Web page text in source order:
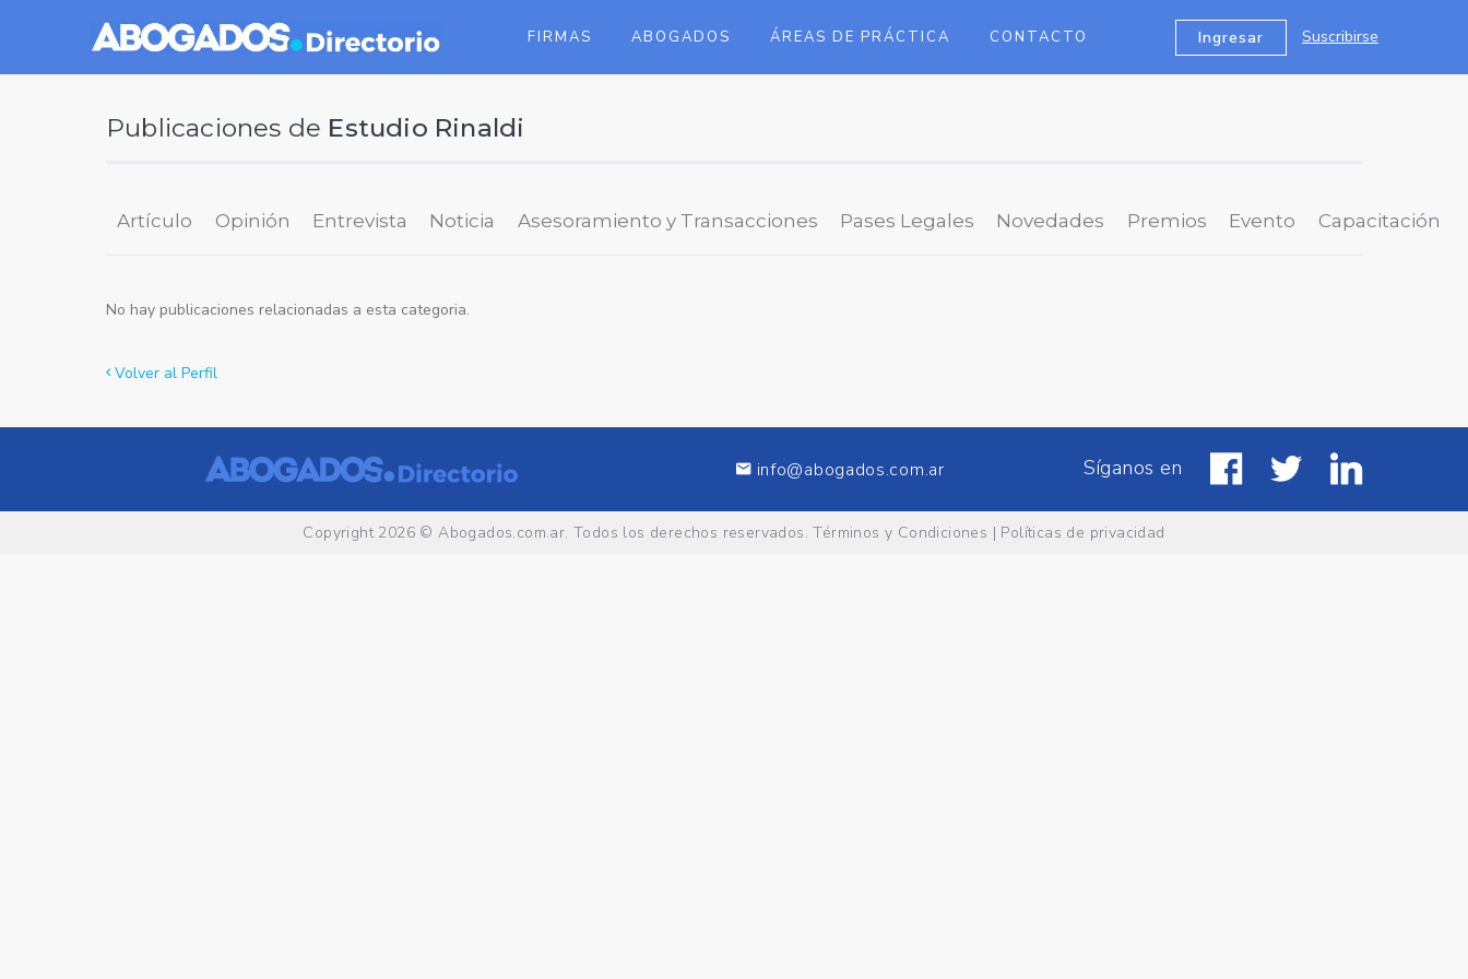
FIRMAS ABOGADOS ÁREAS DE PRÁCTICA CONTACTO Ingresar Suscribirse
Publicaciones de Estudio Rinaldi
Artículo Opinión Entrevista Noticia Asesoramiento y Transacciones Pases Legales Novedades Premios Evento Capacitación
No hay publicaciones relacionadas a esta categoria.
Volver al Perfil
info@abogados.com.ar Síganos en
Copyright 2026 ©Abogados.com.ar. Todos los derechos reservados.Términos y Condiciones | Políticas de privacidad